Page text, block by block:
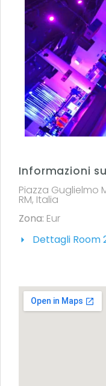
Informazioni
Piazza Guglielmo
RM, Italia
Zona: Eur
Dettagli Room